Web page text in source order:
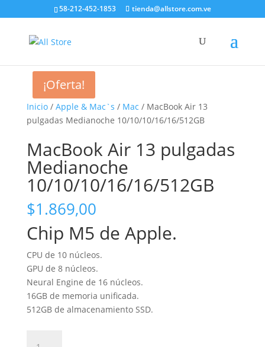
58-212-452-1853 tienda@allstore.com.ve
Inicio/ Apple & Mac`s / Mac / MacBook Air 13
pulgadas Medianoche 10/10/10/16/16/512GB
MacBook Air 13 pulgadas
Medianoche
10/10/10/16/16/512GB
$1.869,00
Chip M5 de Apple.
CPU de 10 núcleos.
GPU de 8 núcleos.
Neural Engine de 16 núcleos.
16GB de memoria unificada.
512GB de almacenamiento SSD.
¡Oferta!